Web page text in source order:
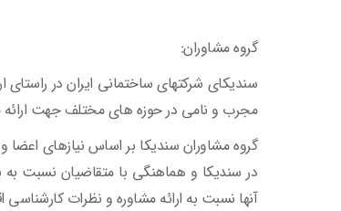
گروه مشاوران:
سندیکای شرکتهای ساختمانی ایران در
مجرب و نامی در حوزه های مختلف جهت ارائه
گروه مشاوران سندیکا بر اساس نیازهای
در سندیکا و هماهنگی با متقاضیان نسبت
آنها نسبت به ارائه مشاوره و نظرات کارشناسی